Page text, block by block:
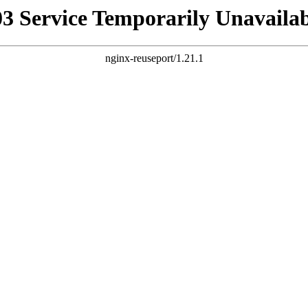
Service Temporarily
nginx-reuseport/1.21.1